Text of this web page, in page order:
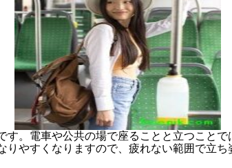
。電車や公共の場で座ることと立つことで
りやすくなりますので、疲れない範囲で立